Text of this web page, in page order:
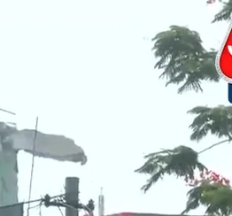
से पहले, जयपुर का नंदपुरी इलाका
का दिन शुरू हो रहा था. एक
कर रहा था कि नंदपुरी में
तीन किलोमीटर दूर नंदपुरी में JDA